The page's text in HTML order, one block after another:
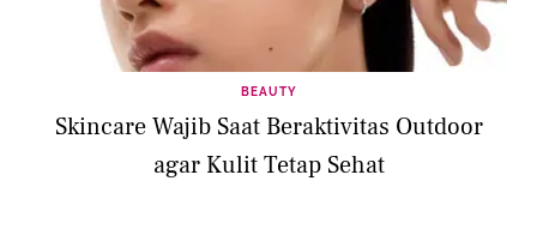
BEAUTY
Skincare Wajib Saat Beraktivitas Outdoor
agar Kulit Tetap Sehat